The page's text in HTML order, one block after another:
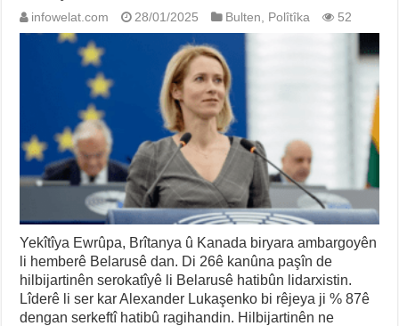
infowelat.com 28/01/2025 Bulten, Polîtîka 52
Yekîtîya Ewrûpa, Brîtanya û Kanada biryara ambargoyên
li hemberê Belarusê dan. Di 26ê kanûna paşîn de
hilbijartinên serokatîyê li Belarusê hatibûn lidarxistin.
Lîderê li ser kar Alexander Lukaşenko bi rêjeya ji % 87ê
dengan serkeftî hatibû ragihandin. Hilbijartinên ne